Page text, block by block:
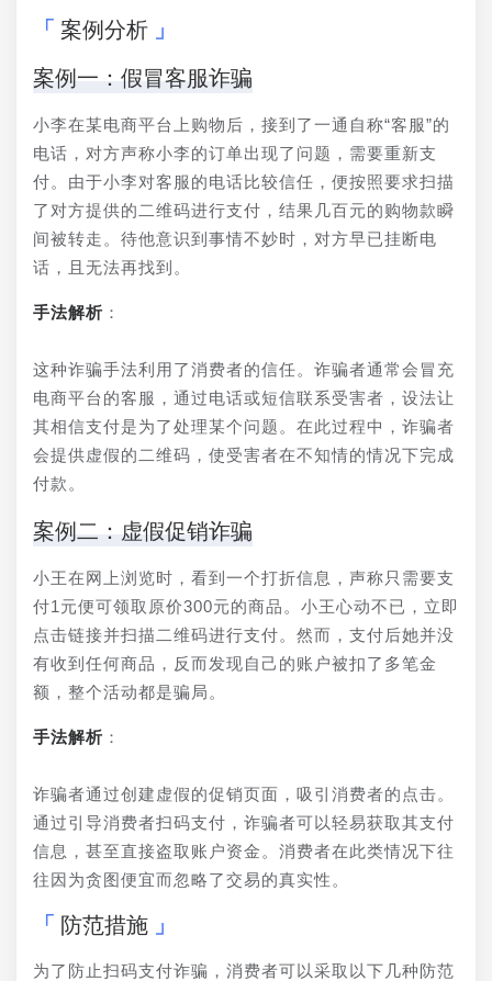
案例分析
案例一：假冒客服诈骗
小李在某电商平台上购物后，接到了一通自称“客服”的
电话，对方声称小李的订单出现了问题，需要重新支
付。由于小李对客服的电话比较信任，便按照要求扫描
了对方提供的二维码进行支付，结果几百元的购物款瞬
间被转走。待他意识到事情不妙时，对方早已挂断电
话，且无法再找到。
手法解析 ：
这种诈骗手法利用了消费者的信任。诈骗者通常会冒充
电商平台的客服，通过电话或短信联系受害者，设法让
其相信支付是为了处理某个问题。在此过程中，诈骗者
会提供虚假的二维码，使受害者在不知情的情况下完成
付款。
案例二：虚假促销诈骗
小王在网上浏览时，看到一个打折信息，声称只需要支
付1元便可领取原价300元的商品。小王心动不已，立即
点击链接并扫描二维码进行支付。然而，支付后她并没
有收到任何商品，反而发现自己的账户被扣了多笔金
额，整个活动都是骗局。
手法解析 ：
诈骗者通过创建虚假的促销页面，吸引消费者的点击。
通过引导消费者扫码支付，诈骗者可以轻易获取其支付
信息，甚至直接盗取账户资金。消费者在此类情况下往
往因为贪图便宜而忽略了交易的真实性。
防范措施
为了防止扫码支付诈骗，消费者可以采取以下几种防范